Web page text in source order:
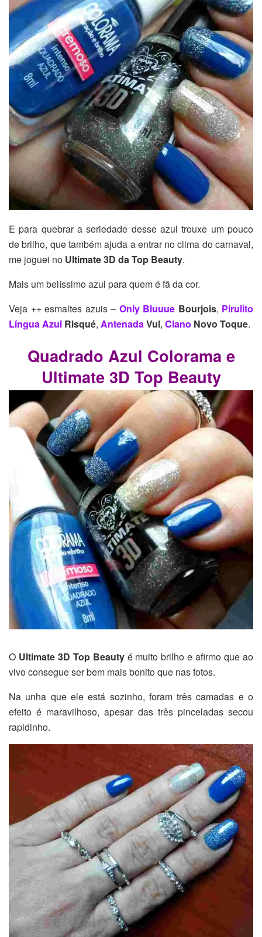
E para quebrar a seriedade desse azul trouxe um pouco
de brilho, que também ajuda a entrar no clima do carnaval,
me joguei no Ultimate 3D da Top Beauty.
Mais um belíssimo azul para quem é fã da cor.
Veja ++ esmaltes azuis – Only Bluuue Bourjois, Pirulito
Língua Azul Risqué, AntenadaVul, Ciano Novo Toque.
Quadrado Azul Colorama e
Ultimate 3D Top Beauty
O Ultimate 3D Top Beautyé muito brilho e afirmo que ao
vivo consegue ser bem mais bonito que nas fotos.
Na unha que ele está sozinho, foram três camadas e o
efeito é maravilhoso, apesar das três pinceladas secou
rapidinho.